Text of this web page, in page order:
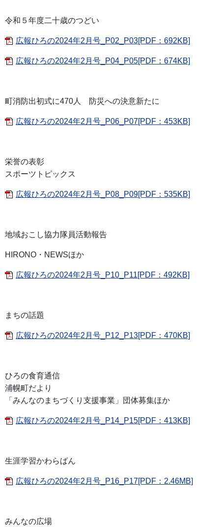
令和５年度二十歳のつどい
広報ひろの2024年2月号_P02_P03[PDF：692KB]
広報ひろの2024年2月号_P04_P05[PDF：674KB]
町消防出初式に470人 防災への決意新たに
広報ひろの2024年2月号_P06_P07[PDF：453KB]
栄誉の表彰
スポーツトピックス
広報ひろの2024年2月号_P08_P09[PDF：535KB]
地域おこし協力隊員活動報告
HIRONO・NEWSほか
広報ひろの2024年2月号_P10_P11[PDF：492KB]
まちの話題
広報ひろの2024年2月号_P12_P13[PDF：470KB]
ひろの食育通信
浦幌町だより
「みんなのまちづくり支援事業」団体募集ほか
広報ひろの2024年2月号_P14_P15[PDF：413KB]
生涯学習かわらばん
広報ひろの2024年2月号_P16_P17[PDF：2.46MB]
みんなの広場